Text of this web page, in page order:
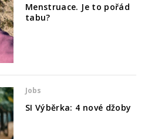
Menstruace. Je to pořád
tabu?
Jobs
SI Výběrka: 4 nové džoby